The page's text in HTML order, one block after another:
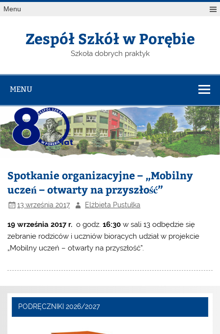
Menu
Zespół Szkół w Porębie
Szkoła dobrych praktyk
MENU
Spotkanie organizacyjne – „Mobilny
uczeń – otwarty na przyszłość”
13 września 2017 Elżbieta Pustułka
19 września 2017 r. o godz.16:30 w sali 13 odbędzie się
zebranie rodziców i uczniów biorących udział w projekcie
„Mobilny uczeń – otwarty na przyszłość”.
PODRĘCZNIKI 2026/2027